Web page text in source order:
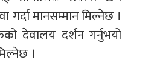
गर्दा मानसम्मान मिल्नेछ ।
देवालय दर्शन गर्नुभयो
।